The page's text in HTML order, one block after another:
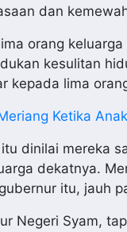
dan
orang
kesulitan
kepada lima
Ketika
dinilai mereka
dekatnya.
itu, jauh
Negeri Syam,